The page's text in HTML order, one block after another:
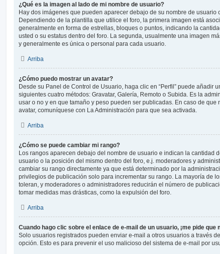
¿Qué es la imagen al lado de mi nombre de usuario?
Hay dos imágenes que pueden aparecer debajo de su nombre de usuario
Dependiendo de la plantilla que utilice el foro, la primera imagen está
generalmente en forma de estrellas, bloques o puntos, indicando la
usted o su estatus dentro del foro. La segunda, usualmente una imagen
y generalmente es única o personal para cada usuario.
Arriba
¿Cómo puedo mostrar un avatar?
Desde su Panel de Control de Usuario, haga clic en “Perfil” puede añadir
siguientes cuatro métodos: Gravatar, Galería, Remoto o Subida. Es la
usar o no y en que tamaño y peso pueden ser publicadas. En caso de
avatar, comuníquese con La Administración para que sea activada.
Arriba
¿Cómo se puede cambiar mi rango?
Los rangos aparecen debajo del nombre de usuario e indican la cantidad
usuario o la posición del mismo dentro del foro, e.j. moderadores y
cambiar su rango directamente ya que está determinado por la
privilegios de publicación solo para incrementar su rango. La mayoría de
toleran, y moderadores o administradores reducirán el número de
tomar medidas mas drásticas, como la expulsión del foro.
Arriba
Cuando hago clic sobre el enlace de e-mail de un usuario, ¡me pide que
Solo usuarios registrados pueden enviar e-mail a otros usuarios a través
opción. Esto es para prevenir el uso malicioso del sistema de e-mail por